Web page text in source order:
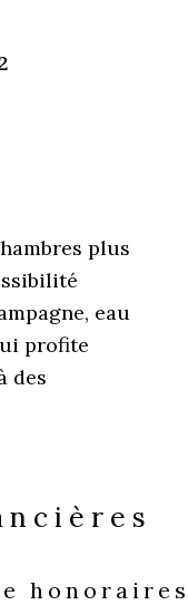
plus
eau
profite
des
honoraires